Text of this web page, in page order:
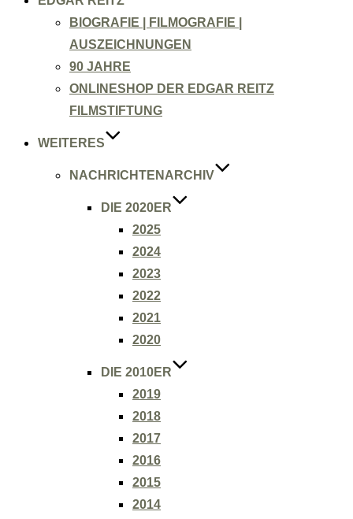
BIOGRAFIE | FILMOGRAFIE |
AUSZEICHNUNGEN
90 JAHRE
ONLINESHOP DER EDGAR REITZ
FILMSTIFTUNG
WEITERES
NACHRICHTENARCHIV
DIE 2020ER
2025
2024
2023
2022
2021
2020
DIE 2010ER
2019
2018
2017
2016
2015
2014